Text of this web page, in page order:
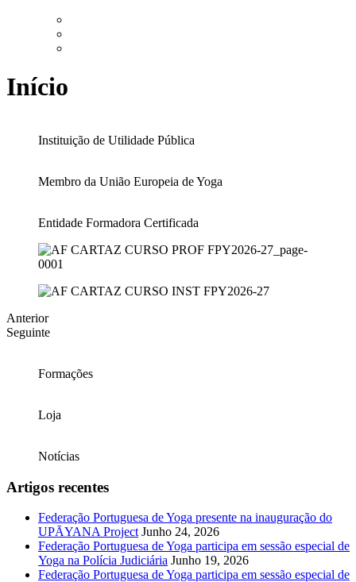
Início
Instituição de Utilidade Pública
Membro da União Europeia de Yoga
Entidade Formadora Certificada
Anterior
Seguinte
Formações
Loja
Notícias
Artigos recentes
Federação Portuguesa de Yoga presente na inauguração do
UPĀYANA Project Junho 24, 2026
Federação Portuguesa de Yoga participa em sessão especial de
Yoga na Polícia Judiciária Junho 19, 2026
Federação Portuguesa de Yoga participa em sessão especial de